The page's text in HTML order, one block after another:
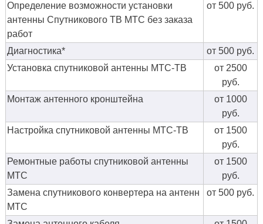
Определение возможности установки
антенны Спутникового ТВ МТС без заказа
работ
от 500 руб.
Диагностика*
от 500 руб.
Установка спутниковой антенны МТС-ТВ
от 2500
руб.
Монтаж антенного кронштейна
от 1000
руб.
Настройка спутниковой антенны МТС-ТВ
от 1500
руб.
Ремонтные работы спутниковой антенны
МТС
от 1500
руб.
Замена спутникового конвертера на антенн
МТС
от 500 руб.